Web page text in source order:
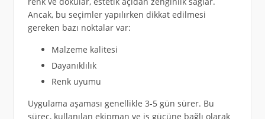
Ancak, bu seçimler yapılırken dikkat edilmesi
gereken bazı noktalar var:
Malzeme kalitesi
Dayanıklılık
Renk uyumu
Uygulama aşaması genellikle 3-5 gün sürer. Bu
süreç, kullanılan ekipman ve iş gücüne bağlı olarak